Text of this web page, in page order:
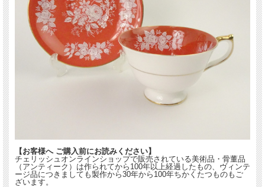
【お客様へ ご購入前にお読みください】
チェリッシュオンラインショップで販売されている美術品・骨董品
（アンティーク）は作られてから100年以上経過したもの、ヴィンテ
ージ品につきましても製作から30年から100年ちかくたつものもご
ざいます。